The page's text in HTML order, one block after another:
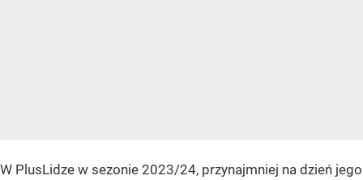
W PlusLidze w sezonie 2023/24, przynajmniej na dzień jego